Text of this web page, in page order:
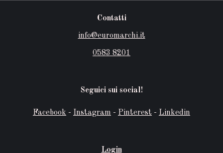
Contatti
info@euromarchi.it
0583 8201
Seguici sui social!
Facebook - Instagram - Pinterest - Linkedin
Login